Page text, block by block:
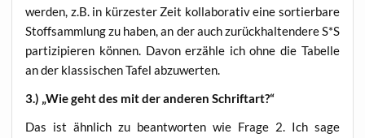
wer­den, z.B. in kür­zes­ter Zeit kol­la­bo­ra­tiv eine sor­tier­ba­re
Stoff­samm­lung zu haben, an der auch zurück­hal­ten­de­re S*S
par­ti­zi­pie­ren kön­nen. Davon erzäh­le ich ohne die Tabel­le
an der klas­si­schen Tafel abzuwerten.
3.) „Wie geht des mit der ande­ren Schriftart?“
Das ist ähn­lich zu beant­wor­ten wie Fra­ge 2. Ich sage